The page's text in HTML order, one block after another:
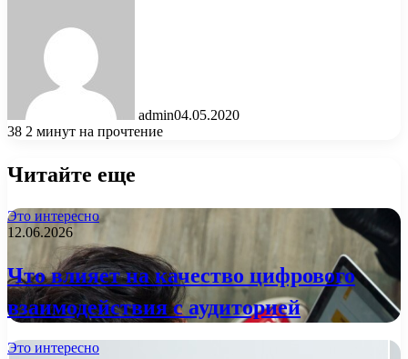
admin04.05.2020
38 2 минут на прочтение
Читайте еще
Это интересно
12.06.2026
Что влияет на качество цифрового
взаимодействия с аудиторией
Это интересно